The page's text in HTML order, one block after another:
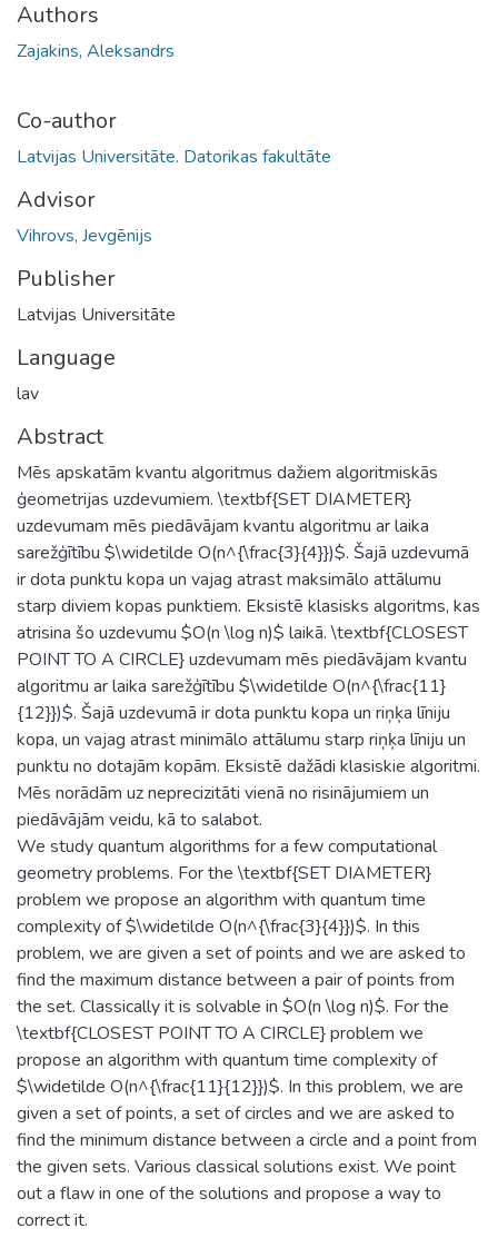
Authors
Zajakins, Aleksandrs
Co-author
Latvijas Universitāte. Datorikas fakultāte
Advisor
Vihrovs, Jevgēnijs
Publisher
Latvijas Universitāte
Language
lav
Abstract
Mēs apskatām kvantu algoritmus dažiem algoritmiskās
ģeometrijas uzdevumiem. \textbf{SET DIAMETER}
uzdevumam mēs piedāvājam kvantu algoritmu ar laika
sarežģītību $\widetilde O(n^{\frac{3}{4}})$. Šajā uzdevumā
ir dota punktu kopa un vajag atrast maksimālo attālumu
starp diviem kopas punktiem. Eksistē klasisks algoritms, kas
atrisina šo uzdevumu $O(n \log n)$ laikā. \textbf{CLOSEST
POINT TO A CIRCLE} uzdevumam mēs piedāvājam kvantu
algoritmu ar laika sarežģītību $\widetilde O(n^{\frac{11}
{12}})$. Šajā uzdevumā ir dota punktu kopa un riņķa līniju
kopa, un vajag atrast minimālo attālumu starp riņķa līniju un
punktu no dotajām kopām. Eksistē dažādi klasiskie algoritmi.
Mēs norādām uz neprecizitāti vienā no risinājumiem un
piedāvājām veidu, kā to salabot.
We study quantum algorithms for a few computational
geometry problems. For the \textbf{SET DIAMETER}
problem we propose an algorithm with quantum time
complexity of $\widetilde O(n^{\frac{3}{4}})$. In this
problem, we are given a set of points and we are asked to
find the maximum distance between a pair of points from
the set. Classically it is solvable in $O(n \log n)$. For the
\textbf{CLOSEST POINT TO A CIRCLE} problem we
propose an algorithm with quantum time complexity of
$\widetilde O(n^{\frac{11}{12}})$. In this problem, we are
given a set of points, a set of circles and we are asked to
find the minimum distance between a circle and a point from
the given sets. Various classical solutions exist. We point
out a flaw in one of the solutions and propose a way to
correct it.